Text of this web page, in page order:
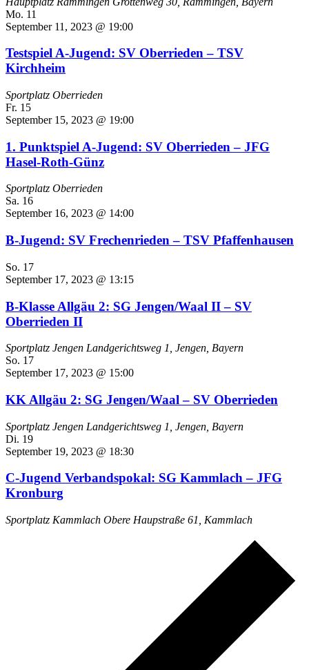
Mo. 11
September 11, 2023 @ 19:00
Testspiel A-Jugend: SV Oberrieden – TSV
Kirchheim
Sportplatz Oberrieden
Fr. 15
September 15, 2023 @ 19:00
1. Punktspiel A-Jugend: SV Oberrieden – JFG
Hasel-Roth-Günz
Sportplatz Oberrieden
Sa. 16
September 16, 2023 @ 14:00
B-Jugend: SV Frechenrieden – TSV Pfaffenhausen
So. 17
September 17, 2023 @ 13:15
B-Klasse Allgäu 2: SG Jengen/Waal II – SV
Oberrieden II
Sportplatz Jengen Landgerichtsweg 1, Jengen, Bayern
So. 17
September 17, 2023 @ 15:00
KK Allgäu 2: SG Jengen/Waal – SV Oberrieden
Sportplatz Jengen Landgerichtsweg 1, Jengen, Bayern
Di. 19
September 19, 2023 @ 18:30
C-Jugend Verbandspokal: SG Kammlach – JFG
Kronburg
Sportplatz Kammlach Obere Haupstraße 61, Kammlach